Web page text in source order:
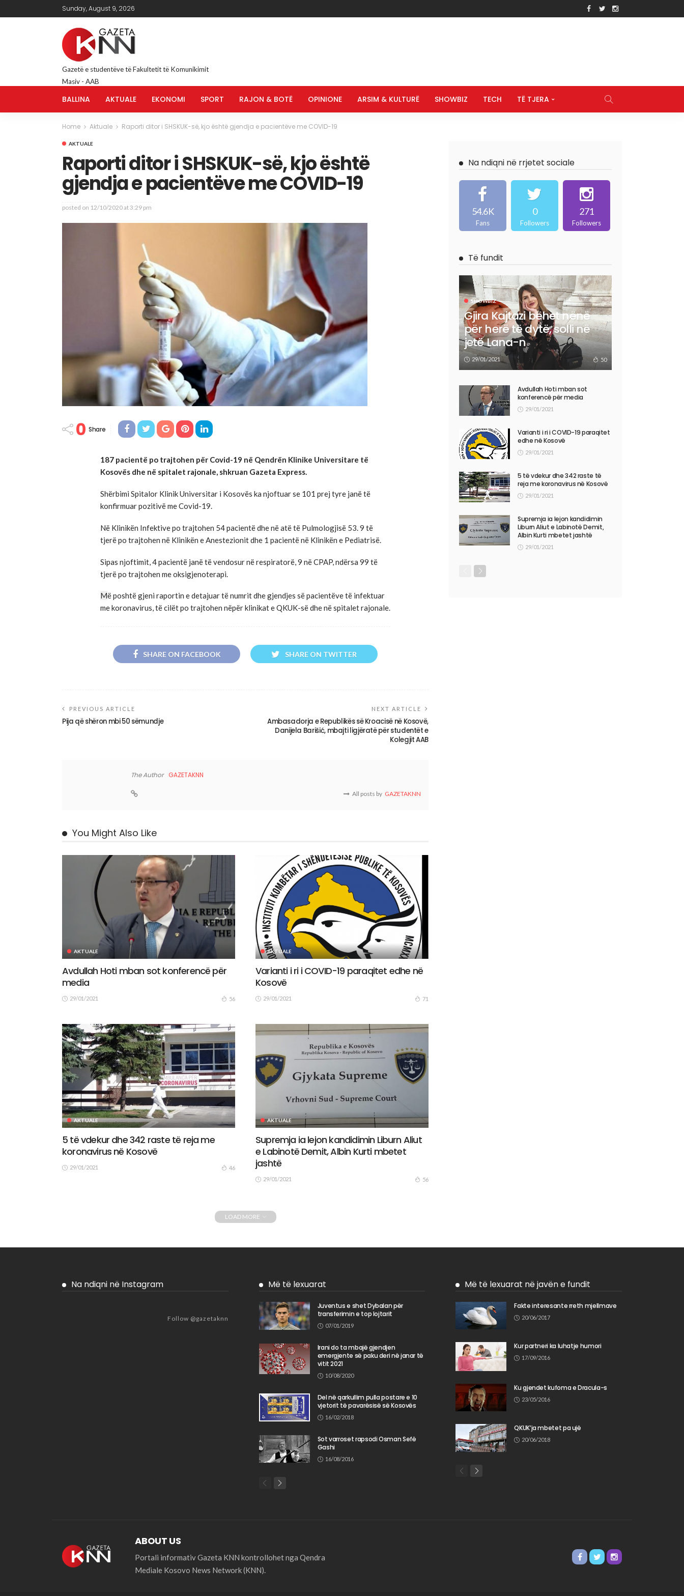
Sunday, August 9, 2026
Gazetë e studentëve të Fakultetit të Komunikimit
Masiv - AAB
BALLINA AKTUALE EKONOMI SPORT RAJON & BOTË OPINIONE ARSIM & KULTURË SHOWBIZ TECH TË TJERA
Home Aktuale Raporti ditor i SHSKUK-së, kjo është gjendja e pacientëve me COVID-19
AKTUALE
Raporti ditor i SHSKUK-së, kjo është
gjendja e pacientëve me COVID-19
posted on 12/10/2020 at 3:29 pm
0 Share
187 pacientë po trajtohen për Covid-19 në Qendrën Klinike Universitare të
Kosovës dhe në spitalet rajonale, shkruan Gazeta Express.
Shërbimi Spitalor Klinik Universitar i Kosovës ka njoftuar se 101 prej tyre janë të
konfirmuar pozitivë me Covid-19.
Në Klinikën Infektive po trajtohen 54 pacientë dhe në atë të Pulmologjisë 53. 9 të
tjerë po trajtohen në Klinikën e Anestezionit dhe 1 pacientë në Klinikën e Pediatrisë.
Sipas njoftimit, 4 pacientë janë të vendosur në respiratorë, 9 në CPAP, ndërsa 99 të
tjerë po trajtohen me oksigjenoterapi.
Më poshtë gjeni raportin e detajuar të numrit dhe gjendjes së pacientëve të infektuar
me koronavirus, të cilët po trajtohen nëpër klinikat e QKUK-së dhe në spitalet rajonale.
SHARE ON FACEBOOK SHARE ON TWITTER
PREVIOUS ARTICLE
Pija që shëron mbi 50 sëmundje
NEXT ARTICLE
Ambasadorja e Republikës së Kroacisë në Kosovë,
Danijela Barišić, mbajti ligjëratë për studentët e
Kolegjit AAB
The Author GAZETAKNN
All posts by GAZETAKNN
You Might Also Like
AKTUALE
Avdullah Hoti mban sot konferencë për
media
29/01/2021 56
AKTUALE
Varianti i ri i COVID-19 paraqitet edhe në
Kosovë
29/01/2021 71
AKTUALE
5 të vdekur dhe 342 raste të reja me
koronavirus në Kosovë
29/01/2021 46
AKTUALE
Supremja ia lejon kandidimin Liburn Aliut
e Labinotë Demit, Albin Kurti mbetet
jashtë
29/01/2021 56
LOAD MORE
Na ndiqni në rrjetet sociale
54.6K
Fans
0
Followers
271
Followers
Të fundit
SHOWBIZ
Gjira Kajtazi bëhet nënë
për herë të dytë, solli në
jetë Lana-n
29/01/2021 50
Avdullah Hoti mban sot
konferencë për media
29/01/2021
Varianti i ri i COVID-19 paraqitet
edhe në Kosovë
29/01/2021
5 të vdekur dhe 342 raste të
reja me koronavirus në Kosovë
29/01/2021
Supremja ia lejon kandidimin
Liburn Aliut e Labinotë Demit,
Albin Kurti mbetet jashtë
29/01/2021
Na ndiqni në Instagram
Follow @gazetaknn
Më të lexuarat
Juventus e shet Dybalan për
transferimin e top lojtarit
07/01/2019
Irani do ta mbajë gjendjen
emergjente së paku deri në janar të
vitit 2021
10/08/2020
Del në qarkullim pulla postare e 10
vjetorit të pavarësisë së Kosovës
16/02/2018
Sot varroset rapsodi Osman Sefë
Gashi
16/08/2016
Më të lexuarat në javën e fundit
Fakte interesante rreth mjellmave
20/06/2017
Kur partneri ka luhatje humori
17/09/2016
Ku gjendet kufoma e Dracula-s
23/05/2016
QKUK’ja mbetet pa ujë
20/06/2018
ABOUT US
Portali informativ Gazeta KNN kontrollohet nga Qendra
Mediale Kosovo News Network (KNN).